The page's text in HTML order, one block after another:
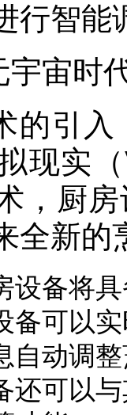
行智能
宇宙时
的引
现实
，厨
全新的
设备将
备可以
自动调
还可以